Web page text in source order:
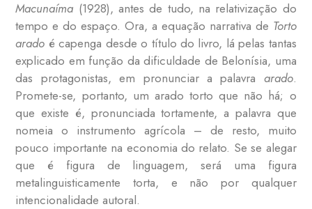
Macunaíma (1928), antes de tudo, na relativização do
tempo e do espaço. Ora, a equação narrativa de Torto
arado é capenga desde o título do livro, lá pelas tantas
explicado em função da dificuldade de Belonísia, uma
das protagonistas, em pronunciar a palavra arado.
Promete-se, portanto, um arado torto que não há; o
que existe é, pronunciada tortamente, a palavra que
nomeia o instrumento agrícola – de resto, muito
pouco importante na economia do relato. Se se alegar
que é figura de linguagem, será uma figura
metalinguisticamente torta, e não por qualquer
intencionalidade autoral.